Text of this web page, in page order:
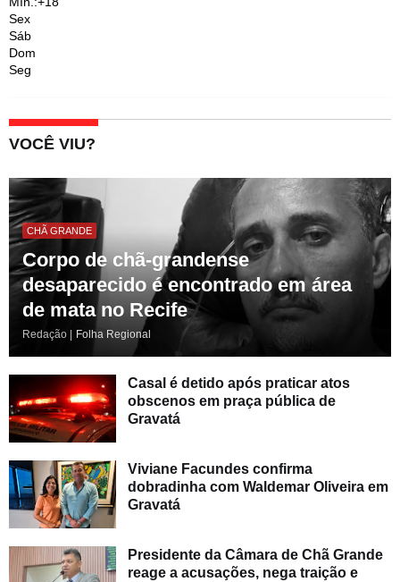
Sex
Sáb
Dom
Seg
VOCÊ VIU?
CHÃ GRANDE
Corpo de chã-grandense
desaparecido é encontrado em área
de mata no Recife
Redação | Folha Regional
Casal é detido após praticar atos
obscenos em praça pública de
Gravatá
Viviane Facundes confirma
dobradinha com Waldemar Oliveira em
Gravatá
Presidente da Câmara de Chã Grande
reage a acusações, nega traição e